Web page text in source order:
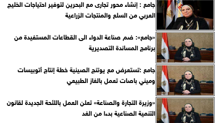
جامع : إنشاء محور تجارى مع البحرين لتوفير احتياجات الخليج
العربي من السلع والمنتجات الزراعية
«جامع»: ضم صناعة الدواء الى القطاعات المستفيدة من
برنامج المساندة التصديرية
جامع :تستعرض مع يوتنج الصينية خطة إنتاج أتوبيسات
وميني باصات تعمل بالغاز الطبيعي
«وزيرة التجارة والصناعة» تعلن العمل باللئحة الجديدة لقانون
التنمية الصناعية بدءا من الغد